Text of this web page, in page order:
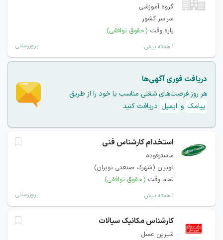
گروه آموزشی
سراسر کشور
پاره وقت (حقوق توافقی)
۱ هفته پیش بروزرسانی
دریافت فوری آگهی‌ها
هر روز فرصت‌های شغلی مناسب با خود را از طریق
پیامک و ایمیل دریافت کنید
استخدام کارشناس فنی
ماسترفوده
نوبران (شهرک صنعتی نوبران)
تمام وقت (حقوق توافقی)
۱ هفته پیش بروزرسانی
کارشناس مکانیک سیالات
شیرین عسل